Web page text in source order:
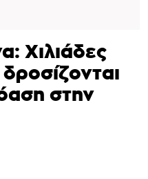
Χιλιάδες
στην